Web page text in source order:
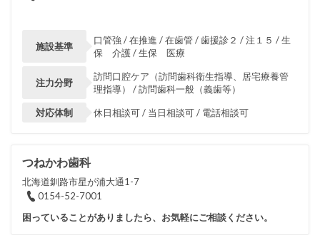
施設基準
口管強 / 在推進 / 在歯管 / 歯援診２ / 注１５ / 生
保 介護 / 生保 医療
注力分野
訪問口腔ケア（訪問歯科衛生指導、居宅療養管
理指導） / 訪問歯科一般（義歯等）
対応体制 休日相談可 / 当日相談可 / 電話相談可
つねかわ歯科
北海道釧路市星が浦大通1-7
0154-52-7001
困っていることがありましたら、お気軽にご相談ください。